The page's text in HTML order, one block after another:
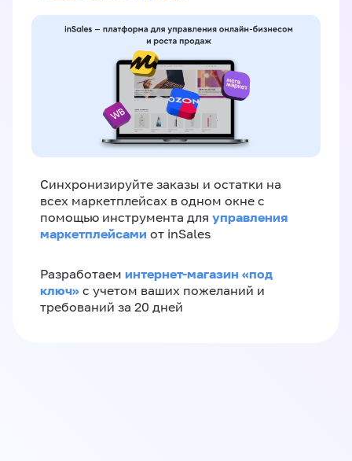
Синхронизируйте заказы и остатки на
всех маркетплейсах в одном окне с
помощью инструмента для управления
маркетплейсами от inSales
Разработаем интернет-магазин «‎под
ключ»‎ с учетом ваших пожеланий и
требований за 20 дней